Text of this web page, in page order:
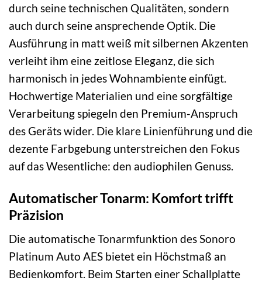
durch seine technischen Qualitäten, sondern
auch durch seine ansprechende Optik. Die
Ausführung in matt weiß mit silbernen Akzenten
verleiht ihm eine zeitlose Eleganz, die sich
harmonisch in jedes Wohnambiente einfügt.
Hochwertige Materialien und eine sorgfältige
Verarbeitung spiegeln den Premium-Anspruch
des Geräts wider. Die klare Linienführung und die
dezente Farbgebung unterstreichen den Fokus
auf das Wesentliche: den audiophilen Genuss.
Automatischer Tonarm: Komfort trifft
Präzision
Die automatische Tonarmfunktion des Sonoro
Platinum Auto AES bietet ein Höchstmaß an
Bedienkomfort. Beim Starten einer Schallplatte